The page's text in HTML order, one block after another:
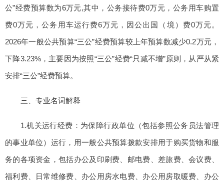
公”经费预算数为6万元,其中，公务接待费0万元，公务用车购置
费0万元，公务用车运行费6万元，因公出国（境）费0万元。
2026年一般公共预算“三公”经费预算较上年预算数减少0.2万元，
下降3.23%，主要因为按照“三公”经费“只减不增”原则，从严从紧
安排“三公”经费预算。
三、专业名词解释
1.机关运行经费：为保障行政单位（包括参照公务员法管理
的事业单位）运行，用一般公共预算拨款安排用于购买货物和服
务的各项资金，包括办公及印刷费、邮电费、差旅费、会议费、
福利费、日常维修费、办公用房水电费、办公用房取暖费、办公